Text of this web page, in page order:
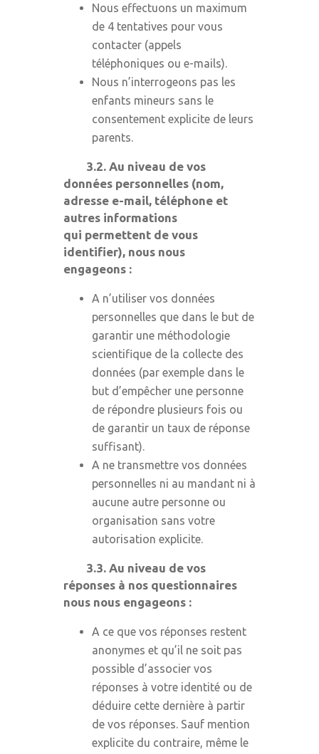
Nous effectuons un maximum
de 4 tentatives pour vous
contacter (appels
téléphoniques ou e-mails).
Nous n’interrogeons pas les
enfants mineurs sans le
consentement explicite de leurs
parents.
3.2. Au niveau de vos
données personnelles (nom,
adresse e-mail, téléphone et
autres informations
qui permettent de vous
identifier), nous nous
engageons :
A n’utiliser vos données
personnelles que dans le but de
garantir une méthodologie
scientifique de la collecte des
données (par exemple dans le
but d’empêcher une personne
de répondre plusieurs fois ou
de garantir un taux de réponse
suffisant).
A ne transmettre vos données
personnelles ni au mandant ni à
aucune autre personne ou
organisation sans votre
autorisation explicite.
3.3. Au niveau de vos
réponses à nos questionnaires
nous nous engageons :
A ce que vos réponses restent
anonymes et qu’il ne soit pas
possible d’associer vos
réponses à votre identité ou de
déduire cette dernière à partir
de vos réponses. Sauf mention
explicite du contraire, même le